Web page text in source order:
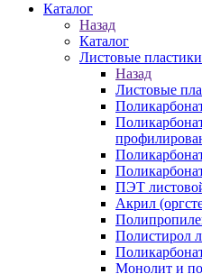
Каталог
Назад
Каталог
Листовые пластики
Назад
Листовые
ПЭТ
Акрил
Полистирол
Монолит и